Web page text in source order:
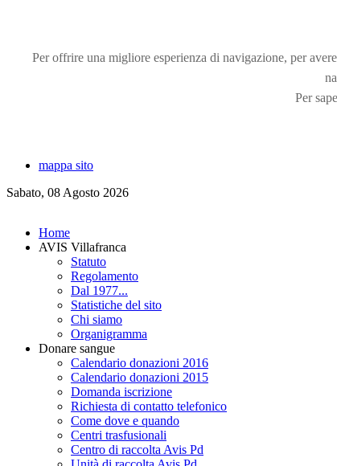
Per offrire una migliore esperienza di navigazione, per
Per
mappa sito
Sabato, 08 Agosto 2026
Home
AVIS Villafranca
Statuto
Regolamento
Dal 1977...
Statistiche del sito
Chi siamo
Organigramma
Donare sangue
Calendario donazioni 2016
Calendario donazioni 2015
Domanda iscrizione
Richiesta di contatto telefonico
Come dove e quando
Centri trasfusionali
Centro di raccolta Avis Pd